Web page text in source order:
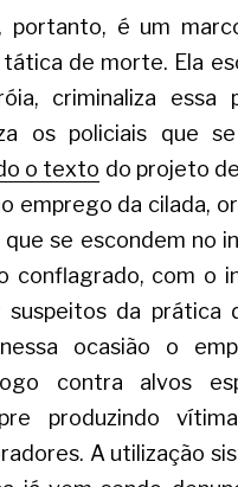
portanto, é um
de morte. Ela
criminaliza essa
os policiais que
o texto do projeto
emprego da cilada,
que se escondem no
conflagrado, com o
suspeitos da prática
ocasião o
contra alvos
produzindo
A utilização